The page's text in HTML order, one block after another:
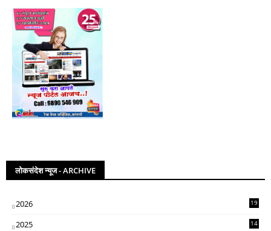
लोकसंदेश न्यूज - ARCHIVE
2026 19
2025
14